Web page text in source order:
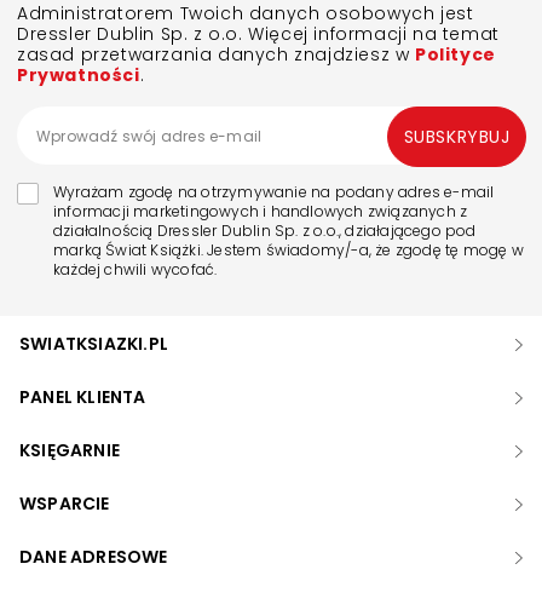
Administratorem Twoich danych osobowych jest
Dressler Dublin Sp. z o.o. Więcej informacji na temat
zasad przetwarzania danych znajdziesz w Polityce
Prywatności.
Wyrażam zgodę na otrzymywanie na podany adres e-mail
informacji marketingowych i handlowych związanych z
działalnością Dressler Dublin Sp. z o.o., działającego pod
marką Świat Książki. Jestem świadomy/-a, że zgodę tę mogę w
każdej chwili wycofać.
SUBSKRYBUJ
SWIATKSIAZKI.PL
PANEL KLIENTA
KSIĘGARNIE
WSPARCIE
DANE ADRESOWE